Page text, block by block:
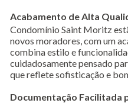
Acabamento de Alta
Condomínio Saint Moritz
novos moradores, com um
combina estilo e
cuidadosamente pensado
que reflete sofisticação e
Documentação Facilitada